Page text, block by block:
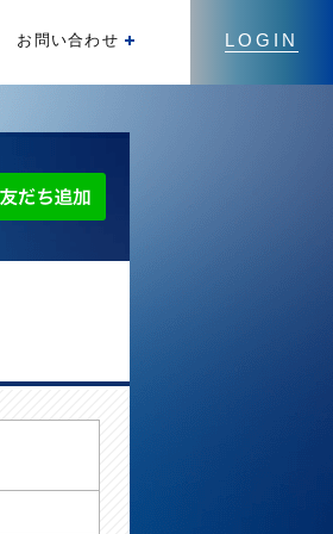
LOGIN
開くお問い合わせ